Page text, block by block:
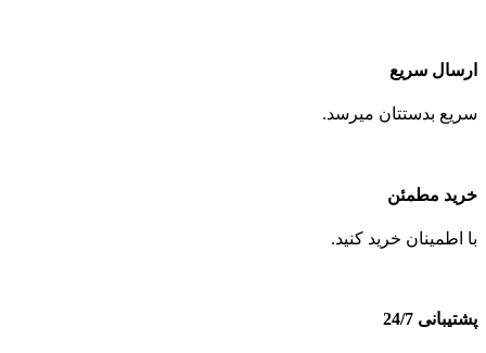
ارسال سریع
سریع بدستتان میرسد.
خرید مطمئن
با اطمینان خرید کنید.
پشتیبانی 24/7